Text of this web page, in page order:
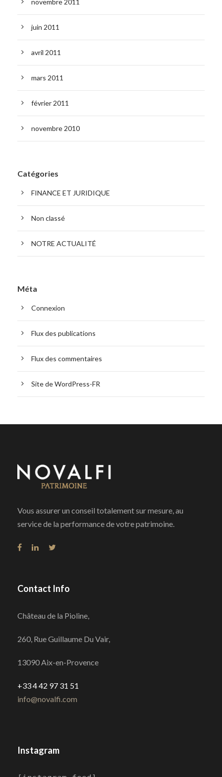
novembre 2011
juin 2011
avril 2011
mars 2011
février 2011
novembre 2010
Catégories
FINANCE ET JURIDIQUE
Non classé
NOTRE ACTUALITÉ
Méta
Connexion
Flux des publications
Flux des commentaires
Site de WordPress-FR
Vous assurer un conseil totalement sur mesure, au
service de la performance de votre patrimoine.
Contact Info
Château de la Pioline,
260, Rue Guillaume Du Vair,
13090 Aix-en-Provence
+33 4 42 97 31 51
info@novalfi.com
Instagram